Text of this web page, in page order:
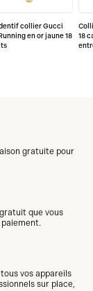
collier Gucci
en or jaune 18
18
gratuite pour
que vous
vos appareils
sur place,